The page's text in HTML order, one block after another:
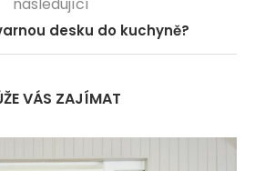
desku do kuchyně?
VÁS ZAJÍMAT